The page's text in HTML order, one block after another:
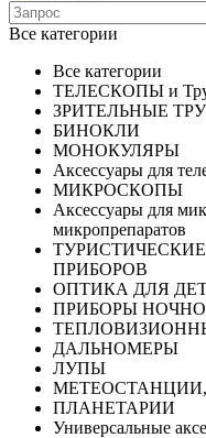
Все категории
Все категории
ТЕЛЕСКОПЫ и
ЗРИТЕЛЬНЫЕ
БИНОКЛИ
МОНОКУЛЯРЫ
Аксессуары для
МИКРОСКОПЫ
Аксессуары для
микропрепаратов
ПРИБОРОВ
ОПТИКА ДЛЯ
ПРИБОРЫ
ДАЛЬНОМЕРЫ
ЛУПЫ
ПЛАНЕТАРИИ
Универсальные